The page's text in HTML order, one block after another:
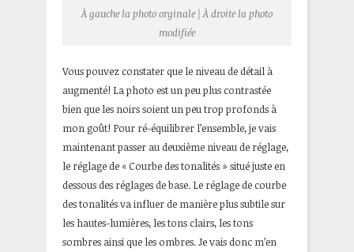
À gauche la photo orginale | À droite la photo
modifiée
Vous pouvez constater que le niveau de détail à
augmenté! La photo est un peu plus contrastée
bien que les noirs soient un peu trop profonds à
mon goût! Pour ré-équilibrer l’ensemble, je vais
maintenant passer au deuxième niveau de réglage,
le réglage de « Courbe des tonalités » situé juste en
dessous des réglages de base. Le réglage de courbe
des tonalités va influer de manière plus subtile sur
les hautes-lumières, les tons clairs, les tons
sombres ainsi que les ombres. Je vais donc m’en